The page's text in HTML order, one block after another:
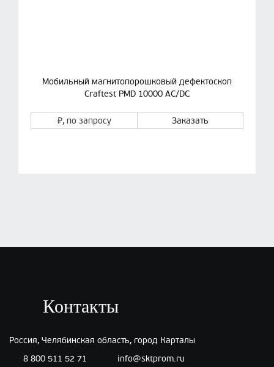
Мобильный магнитопорошковый дефектоскоп
Craftest PMD 10000 AC/DC
₽, по запросу Заказать
Контакты
Россия, Челябинская область, город Карталы
8 800 511 52 71
info@sktprom.ru